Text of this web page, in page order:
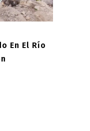
En El Río